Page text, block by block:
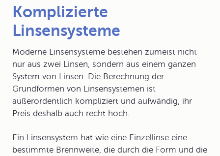
Komplizierte
Linsensysteme
Moderne Linsensysteme bestehen zumeist nicht
nur aus zwei Linsen, sondern aus einem ganzen
System von Linsen. Die Berechnung der
Grundformen von Linsensystemen ist
außerordentlich kompliziert und aufwändig, ihr
Preis deshalb auch recht hoch.
Ein Linsensystem hat wie eine Einzellinse eine
bestimmte Brennweite, die durch die Form und die